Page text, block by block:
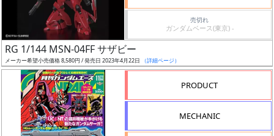
況
売
売切れ
ガンダムベース(東京) -
RG 1/144 MSN-04FF サザビー
メーカー希望小売価格 8,580円 / 発売日 2023年4月22日 （詳細ページ）
PRODUCT
MECHANIC